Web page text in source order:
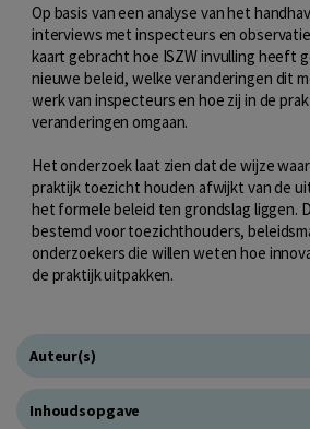
Op basis van een analyse van het
interviews met inspecteurs en
kaart gebracht hoe ISZW invulling heeft
nieuwe beleid, welke veranderingen dit
werk van inspecteurs en hoe zij in de
veranderingen omgaan.
Het onderzoek laat zien dat de wijze
praktijk toezicht houden afwijkt van de
het formele beleid ten grondslag liggen.
bestemd voor toezichthouders,
onderzoekers die willen weten hoe
de praktijk uitpakken.
Auteur(s)
Inhoudsopgave